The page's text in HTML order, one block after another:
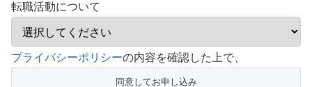
転職活動について
こ
プライバシーポリシーの内容を確認した上で、